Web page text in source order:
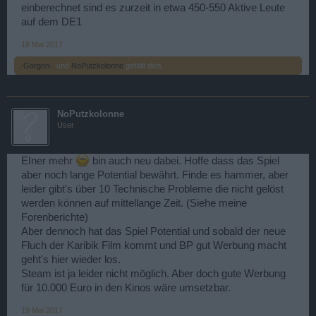
einberechnet sind es zurzeit in etwa 450-550 Aktive Leute
auf dem DE1
18 Mai 2017
.-Gorgon-. und NoPutzkolonne gefällt dies.
NoPutzkolonne
User
EIner mehr
bin auch neu dabei. Hoffe dass das Spiel
aber noch lange Potential bewährt. Finde es hammer, aber
leider gibt's über 10 Technische Probleme die nicht gelöst
werden können auf mittellange Zeit. (Siehe meine
Forenberichte)
Aber dennoch hat das Spiel Potential und sobald der neue
Fluch der Karibik Film kommt und BP gut Werbung macht
geht's hier wieder los.
Steam ist ja leider nicht möglich. Aber doch gute Werbung
für 10.000 Euro in den Kinos wäre umsetzbar.
19 Mai 2017